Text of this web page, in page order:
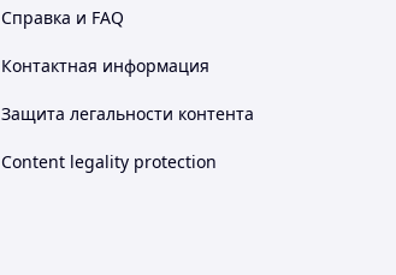
Справка и FAQ
Контактная информация
Защита легальности контента
Content legality protection